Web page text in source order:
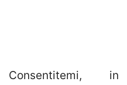
Consentitemi, in